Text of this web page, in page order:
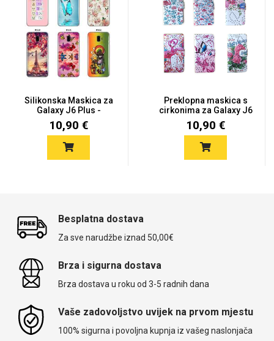
Silikonska Maskica za
Galaxy J6 Plus -
Šareni...
10,90 €
Preklopna maskica s
cirkonima za Galaxy J6
Plu...
10,90 €
Besplatna dostava
Za sve narudžbe iznad 50,00€
Brza i sigurna dostava
Brza dostava u roku od 3-5 radnih dana
Vaše zadovoljstvo uvijek na prvom mjestu
100% sigurna i povoljna kupnja iz vašeg naslonjača